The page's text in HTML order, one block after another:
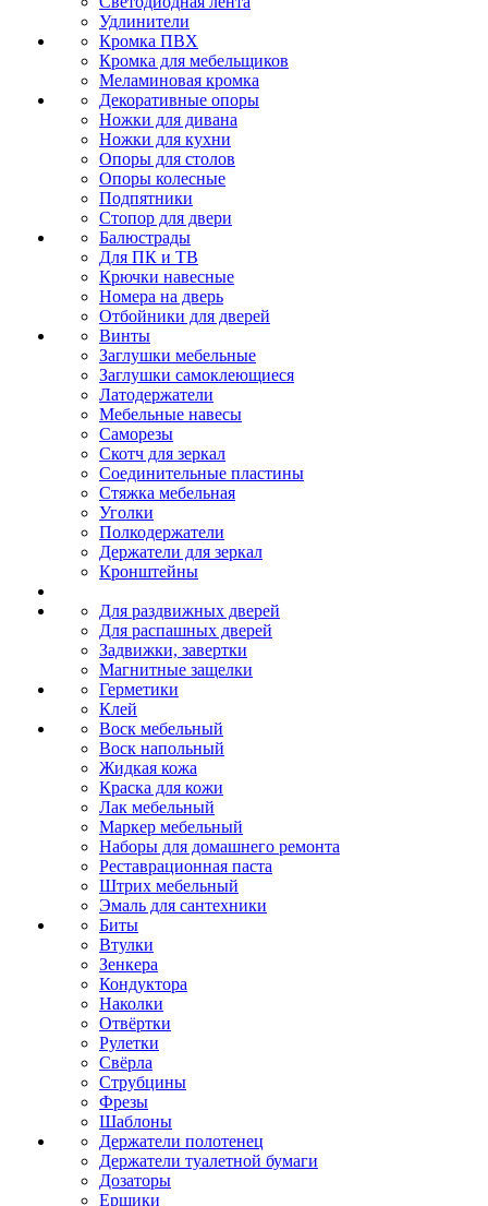
Удлинители
Кромка ПВХ
Кромка для мебельщиков
Меламиновая кромка
Декоративные опоры
Ножки для дивана
Ножки для кухни
Опоры для столов
Опоры колесные
Подпятники
Стопор для двери
Балюстрады
Для ПК и ТВ
Крючки навесные
Номера на дверь
Отбойники для дверей
Винты
Заглушки мебельные
Заглушки самоклеющиеся
Латодержатели
Мебельные навесы
Саморезы
Скотч для зеркал
Соединительные пластины
Стяжка мебельная
Уголки
Полкодержатели
Держатели для зеркал
Кронштейны
Для раздвижных дверей
Для распашных дверей
Задвижки, завертки
Магнитные защелки
Герметики
Клей
Воск мебельный
Воск напольный
Жидкая кожа
Краска для кожи
Лак мебельный
Маркер мебельный
Наборы для домашнего ремонта
Реставрационная паста
Штрих мебельный
Эмаль для сантехники
Биты
Втулки
Зенкера
Кондуктора
Наколки
Отвёртки
Рулетки
Свёрла
Струбцины
Фрезы
Шаблоны
Держатели полотенец
Держатели туалетной бумаги
Дозаторы
Ершики